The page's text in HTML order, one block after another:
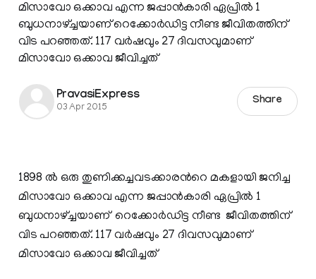
മിസാവോ ഒക്കാവ എന്ന ജപ്പാന്‍കാരി ഏപ്രില്‍ 1
ബുധനാഴ്ച്ചയാണ് റെക്കോര്‍ഡിട്ട നീണ്ട ജീവിതത്തിന്
വിട പറഞ്ഞത്. 117 വര്‍ഷവും 27 ദിവസവുമാണ്
മിസാവോ ഒക്കാവ ജീവിച്ചത്
PravasiExpress
03 Apr 2015
Share
1898 ല്‍ ഒരു തുണിക്കച്ചവടക്കാരന്‍റെ മകളായി ജനിച്ച
മിസാവോ ഒക്കാവ എന്ന ജപ്പാന്‍കാരി ഏപ്രില്‍ 1
ബുധനാഴ്ച്ചയാണ് റെക്കോര്‍ഡിട്ട നീണ്ട ജീവിതത്തിന്
വിട പറഞ്ഞത്. 117 വര്‍ഷവും 27 ദിവസവുമാണ്
മിസാവോ ഒക്കാവ ജീവിച്ചത്